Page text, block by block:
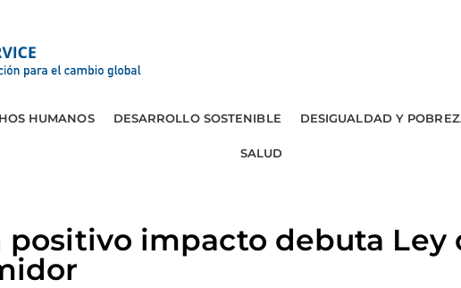
HUMANOS DESARROLLO SOSTENIBLE DESIGUALDAD Y
SALUD
positivo impacto debuta Ley